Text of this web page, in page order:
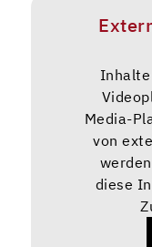
Media-
von
diese